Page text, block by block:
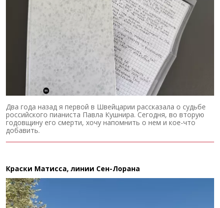
Два года назад я первой в Швейцарии рассказала о судьбе
российского пианиста Павла Кушнира. Сегодня, во вторую
годовщину его смерти, хочу напомнить о нем и кое-что
добавить.
Краски Матисса, линии Сен-Лорана